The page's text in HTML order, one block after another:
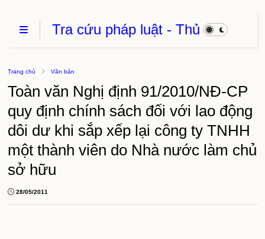
Tra cứu pháp luật - Thủ
thuật phần mềm
Trang chủ Văn bản
Toàn văn Nghị định 91/2010/NĐ-CP
quy định chính sách đối với lao động
dôi dư khi sắp xếp lại công ty TNHH
một thành viên do Nhà nước làm chủ
sở hữu
28/05/2011